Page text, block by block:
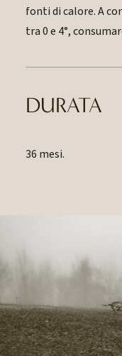
fonti di calore. A
tra 0 e 4°,
DURATA
36 mesi.